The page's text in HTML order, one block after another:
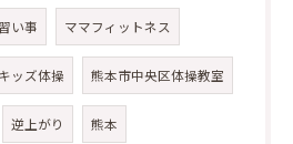
い事 ママフィットネス
ッズ体操 熊本市中央区体操教室
逆上がり 熊本